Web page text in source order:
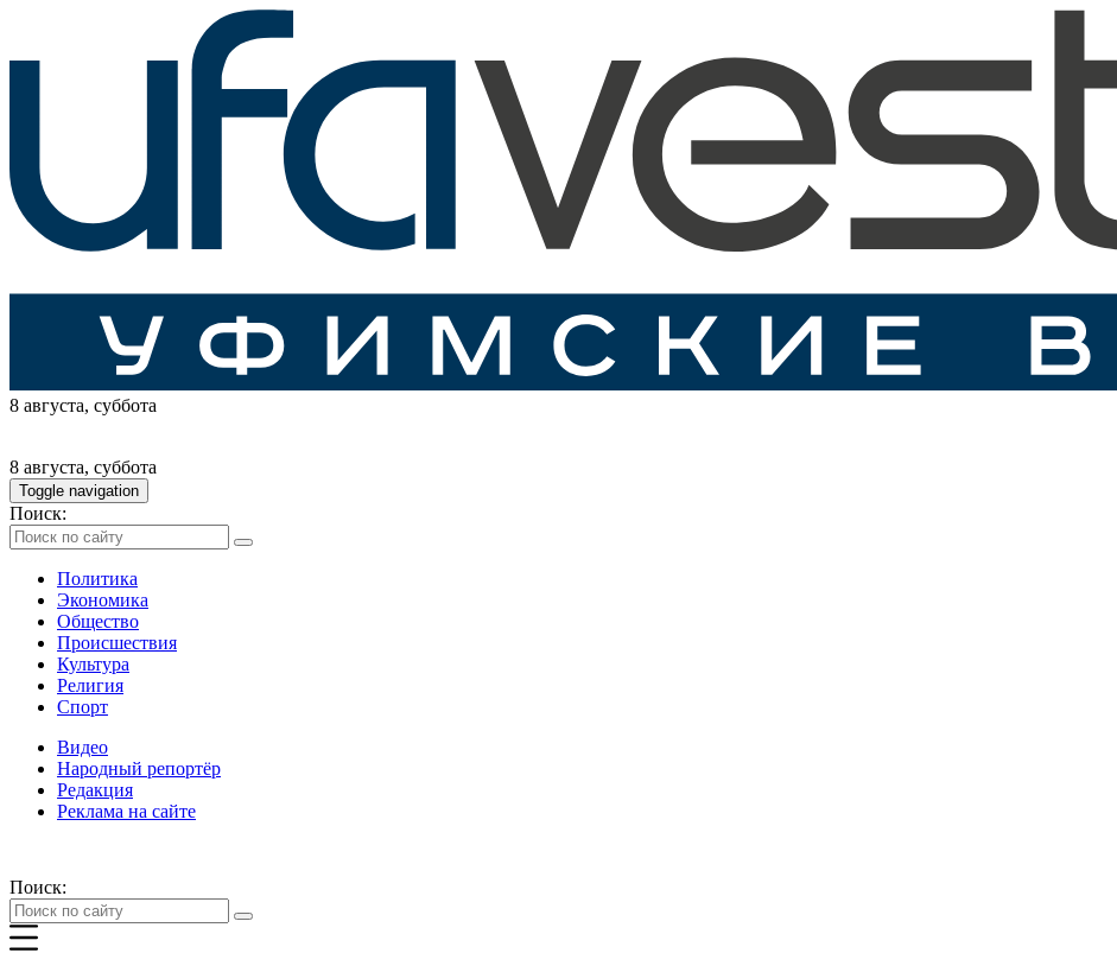
8 августа, суббота
8 августа, суббота
Toggle navigation
Поиск:
Политика
Экономика
Общество
Происшествия
Культура
Религия
Спорт
Видео
Народный репортёр
Редакция
Реклама на сайте
Поиск: